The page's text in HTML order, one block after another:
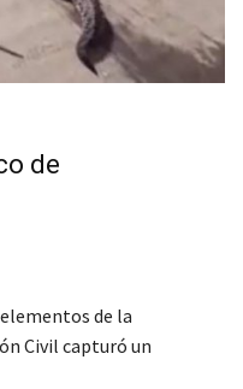
de
elementos de la
Civil capturó un